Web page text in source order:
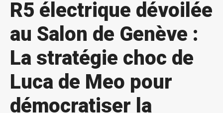
R5 électrique dévoilée
au Salon de Genève :
La stratégie choc de
Luca de Meo pour
démocratiser la